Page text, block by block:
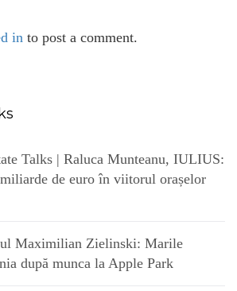
in to post a comment.
Talks | Raluca Munteanu, IULIUS:
de euro în viitorul orașelor
Maximilian Zielinski: Marile
după munca la Apple Park